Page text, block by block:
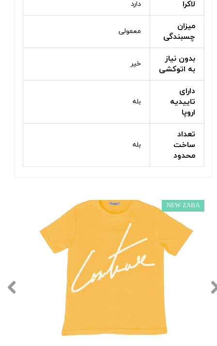
لاکرا دارد
میزان
چسبندگی
معمولی
بدون نیاز
به اتوکشی
خیر
دارای
تاییدیه
اروپا
بله
تعداد
ساخت
محدود
بله
NEW ZABA